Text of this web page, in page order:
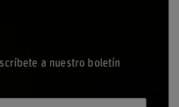
a nuestro boletín